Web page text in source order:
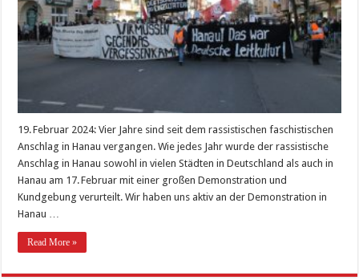
19. Februar 2024: Vier Jahre sind seit dem rassistischen faschistischen
Anschlag in Hanau vergangen. Wie jedes Jahr wurde der rassistische
Anschlag in Hanau sowohl in vielen Städten in Deutschland als auch in
Hanau am 17. Februar mit einer großen Demonstration und
Kundgebung verurteilt. Wir haben uns aktiv an der Demonstration in
Hanau …
Read More »